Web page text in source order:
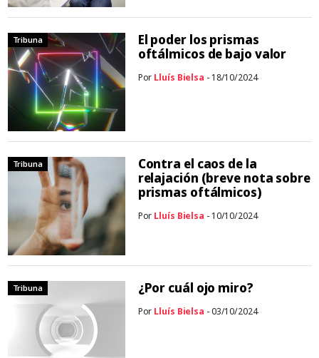
Tribuna
El poder los prismas
oftálmicos de bajo valor
Por Lluís Bielsa - 18/10/2024
Tribuna
Contra el caos de la
relajación (breve nota sobre
prismas oftálmicos)
Por Lluís Bielsa - 10/10/2024
Tribuna ¿Por cuál ojo miro?
Por Lluís Bielsa - 03/10/2024